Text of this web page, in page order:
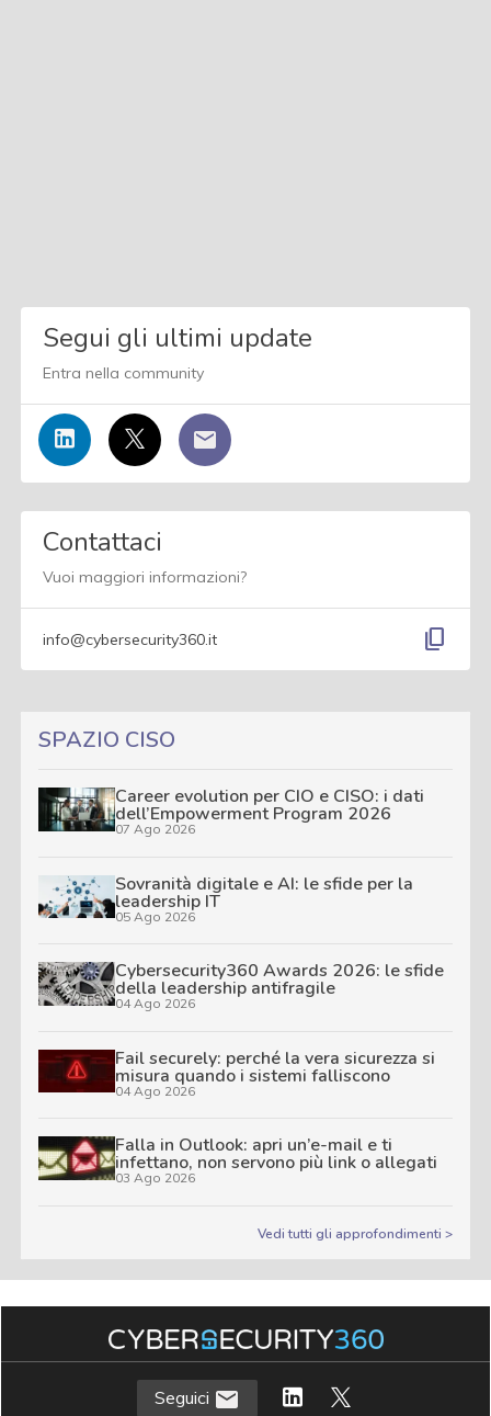
Segui gli ultimi update
Entra nella community
Contattaci
Vuoi maggiori informazioni?
info@cybersecurity360.it content_copy
SPAZIO CISO
Career evolution per CIO e CISO: i dati
dell’Empowerment Program 2026
07 Ago 2026
Sovranità digitale e AI: le sfide per la
leadership IT
05 Ago 2026
Cybersecurity360 Awards 2026: le sfide
della leadership antifragile
04 Ago 2026
Fail securely: perché la vera sicurezza si
misura quando i sistemi falliscono
04 Ago 2026
Falla in Outlook: apri un’e-mail e ti
infettano, non servono più link o allegati
03 Ago 2026
Vedi tutti gli approfondimenti >
Seguici